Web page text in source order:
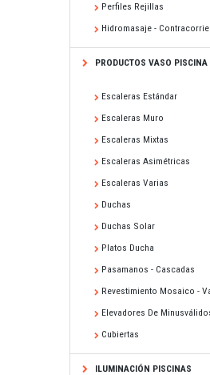
Perfiles Rejillas
Hidromasaje -
PRODUCTOS VASO PISCINA
Escaleras Estándar
Escaleras Muro
Escaleras Mixtas
Escaleras Asimétricas
Escaleras Varias
Duchas
Duchas Solar
Platos Ducha
Pasamanos - Cascadas
Revestimiento Mosaico -
Elevadores De
Cubiertas
ILUMINACIÓN PISCINAS